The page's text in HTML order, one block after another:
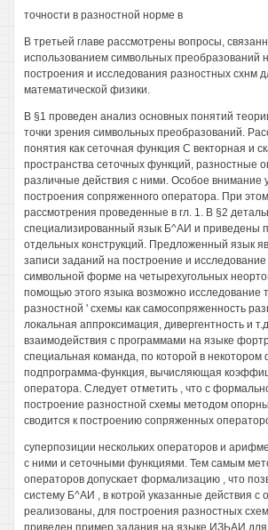
точности в разностной норме в
В третьей главе рассмотрены вопросы,
использованием символьных преобразований
построения и исследования разностных схнм
математической физики.
В §1 проведен анализ основных понятий
точки зрения символьных преобразований.
понятия как сеточная функция С векторная и
пространства сеточных функций, разностные
различные действия с ними. Особое внимание
построения сопряженного оператора. При
рассмотрения проведенные в гл. 1. В §2
специализированный язык Б^АИ и приведены
отдельных конструкций. Предложенный язык
записи заданий на построение и
символьной форме на четырехугольных
помощью этого языка возможно исследование
разностной ' схемы как самосопряженность
локальная аппроксимация, дивергентность и
взаимодействия с программами на языке
специальная команда, по которой в
подпрограмма-функция, вычисляющая
оператора. Следует отметить , что с
построение разностной схемы методом
сводится к построению сопряженных
суперпозиции нескольких операторов и
с ними и сеточными функциями. Тем самым
операторов допускает формализацию , что
систему Б^АИ , в котрой указанные действия с
реализованы, для построения разностных
приведен пример задания на языке ИЗЬАИ для